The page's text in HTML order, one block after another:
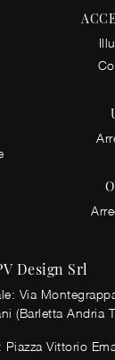
Design Srl
Via
(Barletta Andria
Vittorio